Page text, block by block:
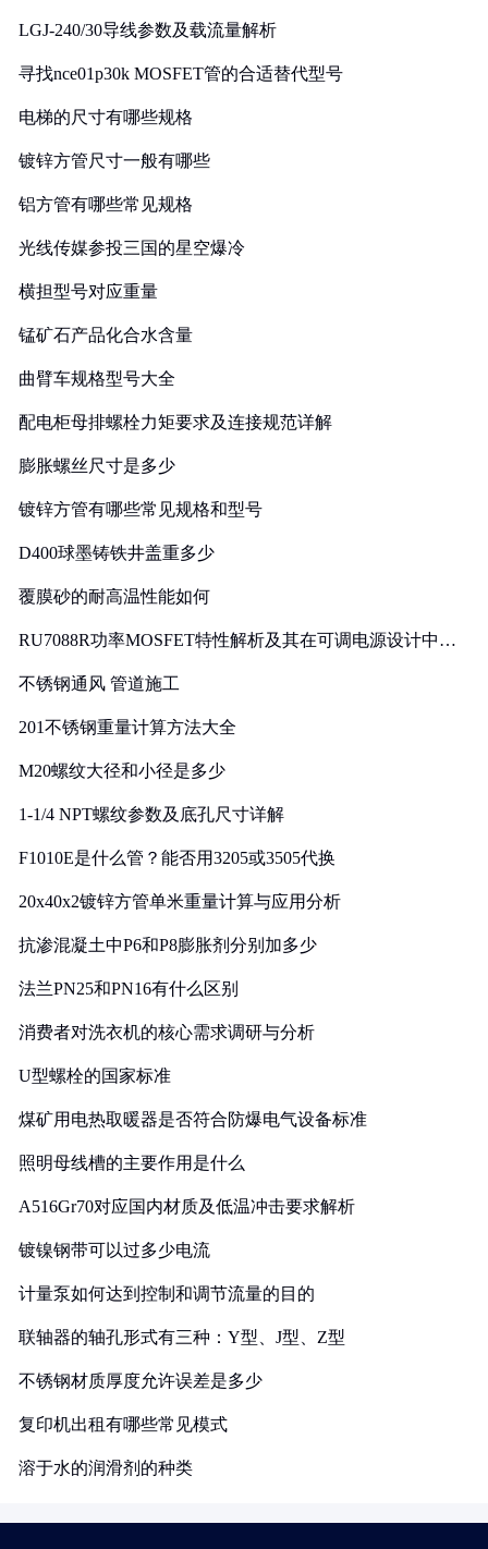
LGJ-240/30导线参数及载流量解析
寻找nce01p30k MOSFET管的合适替代型号
电梯的尺寸有哪些规格
镀锌方管尺寸一般有哪些
铝方管有哪些常见规格
光线传媒参投三国的星空爆冷
横担型号对应重量
锰矿石产品化合水含量
曲臂车规格型号大全
配电柜母排螺栓力矩要求及连接规范详解
膨胀螺丝尺寸是多少
镀锌方管有哪些常见规格和型号
D400球墨铸铁井盖重多少
覆膜砂的耐高温性能如何
RU7088R功率MOSFET特性解析及其在可调电源设计中的
不锈钢通风 管道施工
201不锈钢重量计算方法大全
M20螺纹大径和小径是多少
1-1/4 NPT螺纹参数及底孔尺寸详解
F1010E是什么管？能否用3205或3505代换
20x40x2镀锌方管单米重量计算与应用分析
抗渗混凝土中P6和P8膨胀剂分别加多少
法兰PN25和PN16有什么区别
消费者对洗衣机的核心需求调研与分析
U型螺栓的国家标准
煤矿用电热取暖器是否符合防爆电气设备标准
照明母线槽的主要作用是什么
A516Gr70对应国内材质及低温冲击要求解析
镀镍钢带可以过多少电流
计量泵如何达到控制和调节流量的目的
联轴器的轴孔形式有三种：Y型、J型、Z型
不锈钢材质厚度允许误差是多少
复印机出租有哪些常见模式
溶于水的润滑剂的种类